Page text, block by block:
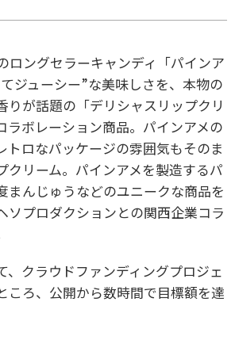
ロングセラーキャンディ「パインア
ジューシー”な美味しさを、本物の
りが話題の「デリシャスリップクリ
ラボレーション商品。パインアメの
トロなパッケージの雰囲気もそのま
クリーム。パインアメを製造するパ
まんじゅうなどのユニークな商品を
ソプロダクションとの関西企業コラ
、クラウドファンディングプロジェ
ころ、公開から数時間で目標額を達